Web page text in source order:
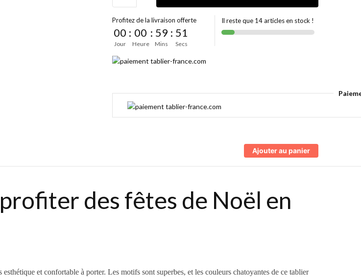
Profitez de la livraison offerte
00
Jour
: 00
Heure
: 59
Mins
: 51
Secs
Il reste que 14 articles en stock !
Ajouter au panier
des fêtes de Noël en
esthétique et confortable à porter. Les motifs sont superbes, et les couleurs chatoyantes dece tablier